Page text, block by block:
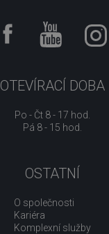
OTEVÍRACÍ DOBA
Po - Čt 8 - 17 hod.
Pá 8 - 15 hod.
OSTATNÍ
O společnosti
Kariéra
Komplexní služby